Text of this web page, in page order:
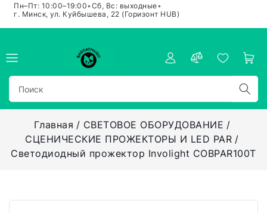
Пн–Пт: 10:00–19:00•Сб, Вс: выходные•
г. Минск, ул. Куйбышева, 22 (Горизонт HUB)
Главная
СВЕТОВОЕ ОБОРУДОВАНИЕ
СЦЕНИЧЕСКИЕ ПРОЖЕКТОРЫ И LED PAR
Светодиодный прожектор Involight COBPAR100T